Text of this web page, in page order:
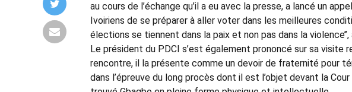
au cours de l’échange qu’il a eu avec la presse, a lancé un
Ivoiriens de se préparer à aller voter dans les meilleures
élections se tiennent dans la paix et non pas dans la
Le président du PDCI s’est également prononcé sur sa visite
rencontre, il la présente comme un devoir de fraternité pour
dans l’épreuve du long procès dont il est l’objet devant la